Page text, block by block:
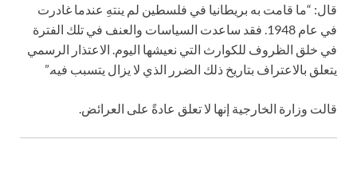
قال: “ما قامت به بريطانيا في فلسطين لم ينتهِ عندما غادرت
في عام 1948. فقد ساعدت السياسات والعنف في تلك الفترة
في خلق الظروف للكوارث التي نعيشها اليوم. الاعتذار الرسمي
يتعلق بالاعتراف بتاريخ ذلك الضرر الذي لا يزال يتسبب فيه.”
قالت وزارة الخارجية إنها لا تعلق عادةً على العرائض.